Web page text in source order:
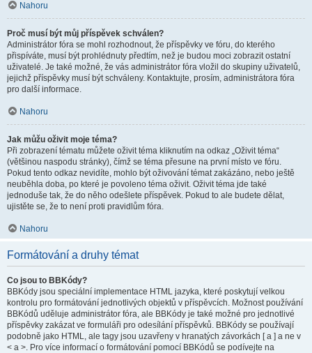
Nahoru
Proč musí být můj příspěvek schválen?
Administrátor fóra se mohl rozhodnout, že příspěvky ve fóru, do kterého
přispíváte, musí být prohlédnuty předtím, než je budou moci zobrazit ostatní
uživatelé. Je také možné, že vás administrátor fóra vložil do skupiny uživatelů,
jejichž příspěvky musí být schváleny. Kontaktujte, prosím, administrátora fóra
pro další informace.
Nahoru
Jak můžu oživit moje téma?
Při zobrazení tématu můžete oživit téma kliknutím na odkaz „Oživit téma“
(většinou naspodu stránky), čímž se téma přesune na první místo ve fóru.
Pokud tento odkaz nevidíte, mohlo být oživování témat zakázáno, nebo ještě
neuběhla doba, po které je povoleno téma oživit. Oživit téma jde také
jednoduše tak, že do něho odešlete příspěvek. Pokud to ale budete dělat,
ujistěte se, že to není proti pravidlům fóra.
Nahoru
Formátování a druhy témat
Co jsou to BBKódy?
BBKódy jsou speciální implementace HTML jazyka, které poskytují velkou
kontrolu pro formátování jednotlivých objektů v příspěvcích. Možnost používání
BBKódů uděluje administrátor fóra, ale BBKódy je také možné pro jednotlivé
příspěvky zakázat ve formuláři pro odesílání příspěvků. BBKódy se používají
podobně jako HTML, ale tagy jsou uzavřeny v hranatých závorkách [ a ] a ne v
< a >. Pro více informací o formátování pomocí BBKódů se podívejte na